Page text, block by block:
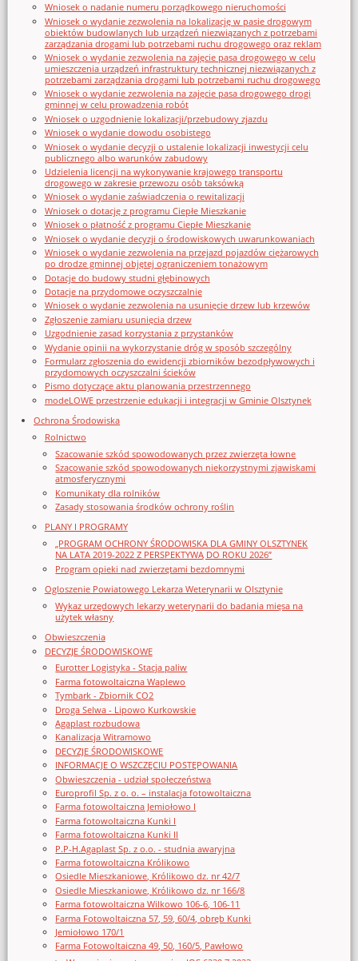
Wniosek o nadanie numeru porządkowego nieruchomości
Wniosek o wydanie zezwolenia na lokalizację w pasie drogowym
obiektów budowlanych lub urządzeń niezwiązanych z potrzebami
zarządzania drogami lub potrzebami ruchu drogowego oraz reklam
Wniosek o wydanie zezwolenia na zajęcie pasa drogowego w celu
umieszczenia urządzeń infrastruktury technicznej niezwiązanych z
potrzebami zarządzania drogami lub potrzebami ruchu drogowego
Wniosek o wydanie zezwolenia na zajęcie pasa drogowego drogi
gminnej w celu prowadzenia robót
Wniosek o uzgodnienie lokalizacji/przebudowy zjazdu
Wniosek o wydanie dowodu osobistego
Wniosek o wydanie decyzji o ustalenie lokalizacji inwestycji celu
publicznego albo warunków zabudowy
Udzielenia licencji na wykonywanie krajowego transportu
drogowego w zakresie przewozu osób taksówką
Wniosek o wydanie zaświadczenia o rewitalizacji
Wniosek o dotację z programu Ciepłe Mieszkanie
Wniosek o płatność z programu Ciepłe Mieszkanie
Wniosek o wydanie decyzji o środowiskowych uwarunkowaniach
Wniosek o wydanie zezwolenia na przejazd pojazdów ciężarowych
po drodze gminnej objętej ograniczeniem tonażowym
Dotacje do budowy studni głębinowych
Dotacje na przydomowe oczyszczalnie
Wniosek o wydanie zezwolenia na usunięcie drzew lub krzewów
Zgłoszenie zamiaru usunięcia drzew
Uzgodnienie zasad korzystania z przystanków
Wydanie opinii na wykorzystanie dróg w sposób szczególny
Formularz zgłoszenia do ewidencji zbiorników bezodpływowych i
przydomowych oczyszczalni ścieków
Pismo dotyczące aktu planowania przestrzennego
modeLOWE przestrzenie edukacji i integracji w Gminie Olsztynek
Ochrona Środowiska
Rolnictwo
Szacowanie szkód spowodowanych przez zwierzęta łowne
Szacowanie szkód spowodowanych niekorzystnymi zjawiskami
atmosferycznymi
Komunikaty dla rolników
Zasady stosowania środków ochrony roślin
PLANY I PROGRAMY
„PROGRAM OCHRONY ŚRODOWISKA DLA GMINY OLSZTYNEK
NA LATA 2019-2022 Z PERSPEKTYWĄ DO ROKU 2026”
Program opieki nad zwierzętami bezdomnymi
Ogloszenie Powiatowego Lekarza Weterynarii w Olsztynie
Wykaz urzędowych lekarzy weterynarii do badania mięsa na
użytek własny
Obwieszczenia
DECYZJE ŚRODOWISKOWE
Eurotter Logistyka - Stacja paliw
Farma fotowoltaiczna Waplewo
Tymbark - Zbiornik CO2
Droga Selwa - Lipowo Kurkowskie
Agaplast rozbudowa
Kanalizacja Witramowo
DECYZJE ŚRODOWISKOWE
INFORMACJE O WSZCZĘCIU POSTĘPOWANIA
Obwieszczenia - udział społeczeństwa
Europrofil Sp. z o. o. – instalacja fotowoltaiczna
Farma fotowoltaiczna Jemiołowo I
Farma fotowoltaiczna Kunki I
Farma fotowoltaiczna Kunki II
P.P-H.Agaplast Sp. z o.o. - studnia awaryjna
Farma fotowoltaiczna Królikowo
Osiedle Mieszkaniowe, Królikowo dz. nr 42/7
Osiedle Mieszkaniowe, Królikowo dz. nr 166/8
Farma fotowoltaiczna Wilkowo 106-6, 106-11
Farma Fotowoltaiczna 57, 59, 60/4, obręb Kunki
Jemiołowo 170/1
Farma Fotowoltaiczna 49, 50, 160/5, Pawłowo